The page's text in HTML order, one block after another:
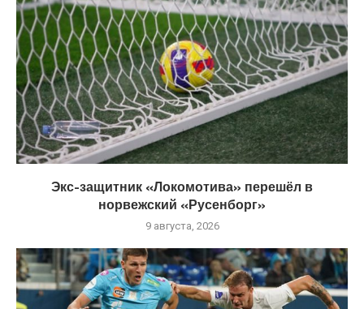
Экс-защитник «Локомотива» перешёл в
норвежский «Русенборг»
9 августа, 2026